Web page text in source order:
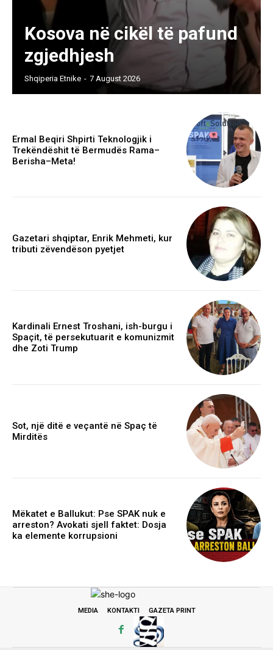
Kosova në cikël të pafund
zgjedhjesh
Shqiperia Etnike - 7 August 2026
Ermal Beqiri Shpirti Teknologjik i
Trekëndëshit të Bermudës Rama–
Berisha–Meta!
Gazetari shqiptar, Enrik Mehmeti, kur
tributi zëvendëson pyetjet
Kardinali Ernest Troshani, ish-burgu i
Spaçit, të persekutuarit e komunizmit
dhe Zoti Trump
Sot, një ditë e veçantë në Spaç të
Mirditës
Mëkatet e Ballukut: Pse SPAK nuk e
arreston? Avokati sjell faktet: Dosja
ka elemente korrupsioni
MEDIA KONTAKTI GAZETA PRINT